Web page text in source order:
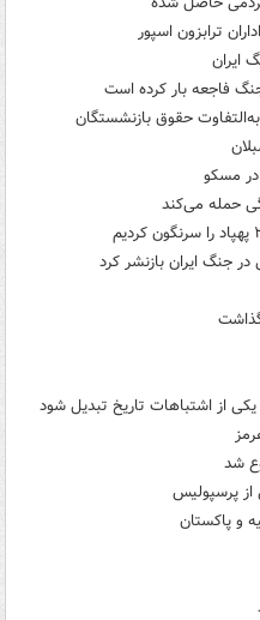
ترابزون اسپور
ایران
فاجعه بار کرده است
حقوق بازنشستگان
مسکو
در جنگ ایران بازنشر کرد
از اشتباهات تاریخ تبدیل شود
شد
پرسپولیس
و پاکستان